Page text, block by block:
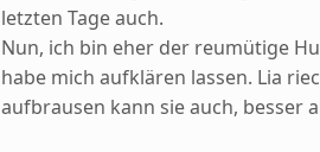
letzten Tage auch.
Nun, ich bin eher der reumütige
habe mich aufklären lassen. Lia
aufbrausen kann sie auch, besser